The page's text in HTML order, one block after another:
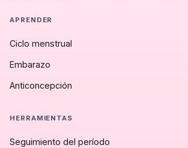
APRENDER
Ciclo menstrual
Embarazo
Anticoncepción
HERRAMIENTAS
Seguimiento del período